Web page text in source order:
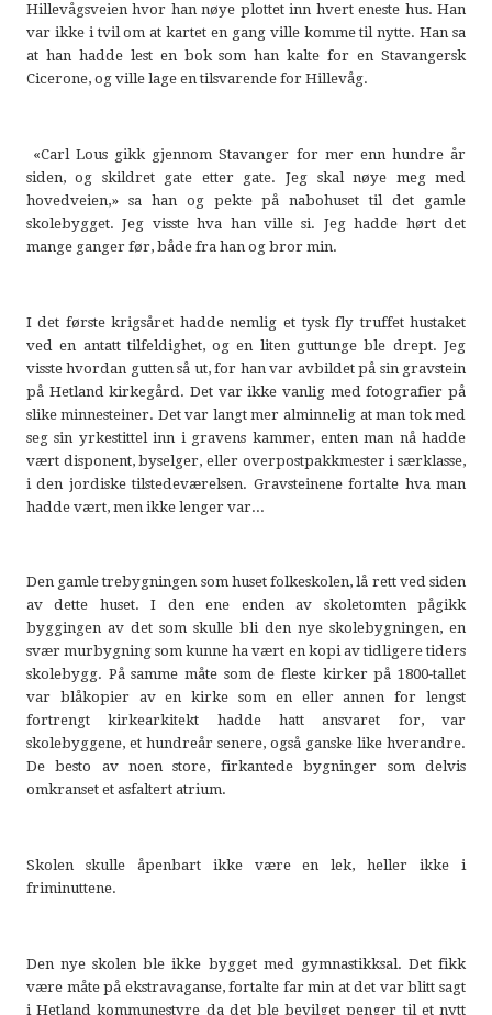
Hillevågsveien hvor han nøye plottet inn hvert eneste hus. Han
var ikke i tvil om at kartet en gang ville komme til nytte. Han sa
at han hadde lest en bok som han kalte for en Stavangersk
Cicerone, og ville lage en tilsvarende for Hillevåg.
«Carl Lous gikk gjennom Stavanger for mer enn hundre år
siden, og skildret gate etter gate. Jeg skal nøye meg med
hovedveien,» sa han og pekte på nabohuset til det gamle
skolebygget. Jeg visste hva han ville si. Jeg hadde hørt det
mange ganger før, både fra han og bror min.
I det første krigsåret hadde nemlig et tysk fly truffet hustaket
ved en antatt tilfeldighet, og en liten guttunge ble drept. Jeg
visste hvordan gutten så ut, for han var avbildet på sin gravstein
på Hetland kirkegård. Det var ikke vanlig med fotografier på
slike minnesteiner. Det var langt mer alminnelig at man tok med
seg sin yrkestittel inn i gravens kammer, enten man nå hadde
vært disponent, byselger, eller overpostpakkmester i særklasse,
i den jordiske tilstedeværelsen. Gravsteinene fortalte hva man
hadde vært, men ikke lenger var...
Den gamle trebygningen som huset folkeskolen, lå rett ved siden
av dette huset. I den ene enden av skoletomten pågikk
byggingen av det som skulle bli den nye skolebygningen, en
svær murbygning som kunne ha vært en kopi av tidligere tiders
skolebygg. På samme måte som de fleste kirker på 1800-tallet
var blåkopier av en kirke som en eller annen for lengst
fortrengt kirkearkitekt hadde hatt ansvaret for, var
skolebyggene, et hundreår senere, også ganske like hverandre.
De besto av noen store, firkantede bygninger som delvis
omkranset et asfaltert atrium.
Skolen skulle åpenbart ikke være en lek, heller ikke i
friminuttene.
Den nye skolen ble ikke bygget med gymnastikksal. Det fikk
være måte på ekstravaganse, fortalte far min at det var blitt sagt
i Hetland kommunestyre da det ble bevilget penger til et nytt